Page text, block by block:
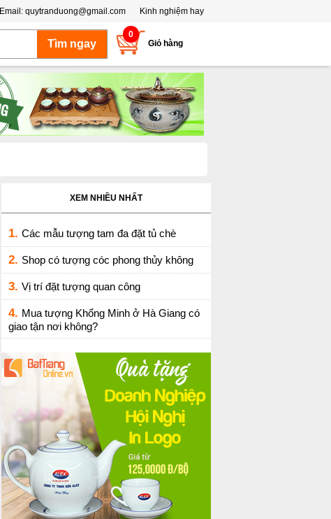
Email: quytranduong@gmail.com Kinh nghiệm hay
0
Giỏ hàng
XEM NHIỀU NHẤT
1. Các mẫu tượng tam đa đặt tủ chè
2. Shop có tượng cóc phong thủy không
3. Vị trí đặt tượng quan công
4. Mua tượng Khổng Minh ở Hà Giang có
giao tận nơi không?